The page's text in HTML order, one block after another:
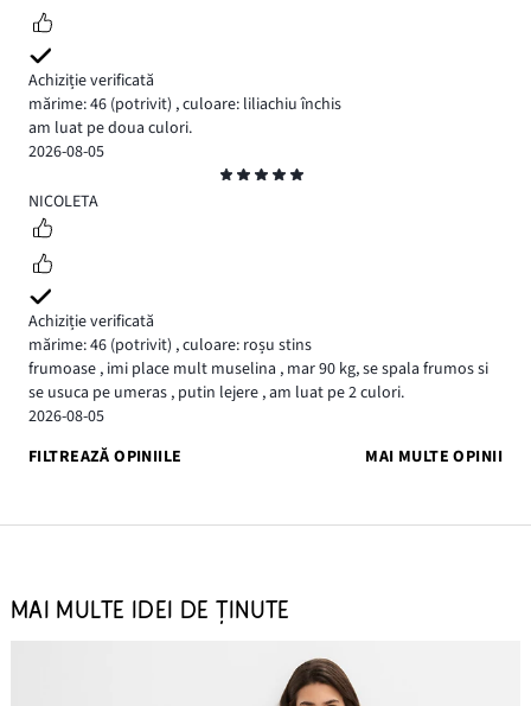
Achiziție verificată
mărime: 46 (potrivit) ,culoare: liliachiu închis
am luat pe doua culori.
2026-08-05
5
NICOLETA
Achiziție verificată
mărime: 46 (potrivit) ,culoare: roșu stins
frumoase , imi place mult muselina , mar 90 kg, se spala frumos si
se usuca pe umeras , putin lejere , am luat pe 2 culori.
2026-08-05
FILTREAZĂ OPINIILE
MAI MULTE OPINII
MAI MULTE IDEI DE ȚINUTE